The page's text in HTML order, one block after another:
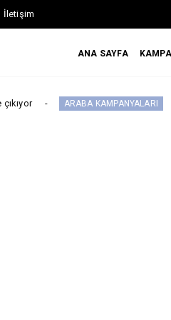
İletişim
ANA SAYFA
ARABA KAMPANYALARI Maxus